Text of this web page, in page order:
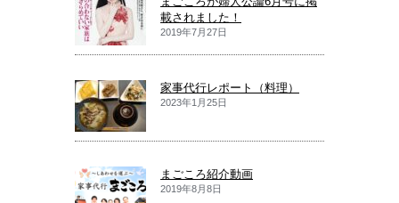
載されました！
2019年7月27日
家事代行レポート（料理）
2023年1月25日
まごころ紹介動画
2019年8月8日